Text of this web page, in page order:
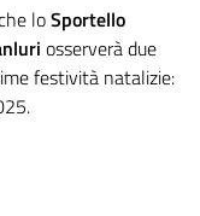
loSportello
osserverà due
festività natalizie: